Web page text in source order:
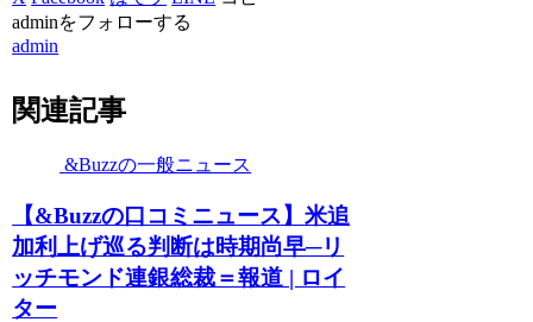
adminをフォローする
admin
関連記事
&Buzzの一般ニュース
【&Buzzの口コミニュース】米追
加利上げ巡る判断は時期尚早─リ
ッチモンド連銀総裁＝報道 | ロイ
ター